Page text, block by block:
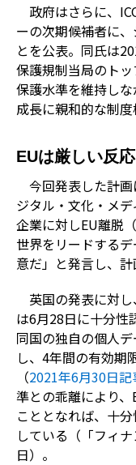
政府はさらに、
ーの次期候補者に
とを公表。同氏は
保護規制当局のト
保護水準を維持し
成長に親和的な制度
EUは厳しい反応
今回発表した計
ジタル・文化・メ
企業に対しEU離脱
世界をリードする
意だ」と発言し、
英国の発表に対
は6月28日に十分性
同国の独自の個人
し、4年間の有効期
（2021年6月30日記
準との乖離により
こととなれば、十
している（「フィ
日）。